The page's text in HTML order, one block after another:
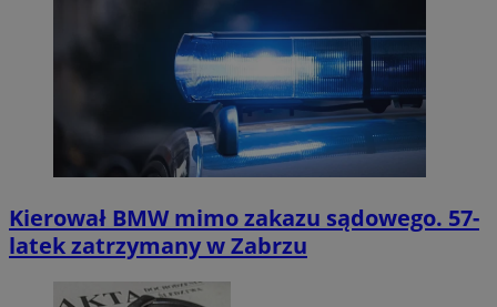
Kierował BMW mimo zakazu sądowego. 57-
latek zatrzymany w Zabrzu